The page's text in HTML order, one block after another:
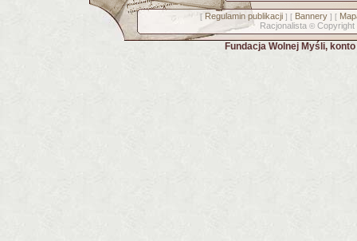
[ Regulamin publikacji] [ Bannery] [
Racjonalista © Copyright
Fundacja Wolnej Myśli,